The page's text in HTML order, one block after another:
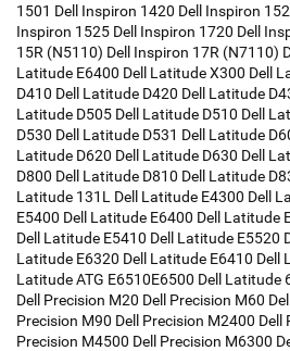
1501 Dell Inspiron 1420 Dell Inspiron
Inspiron 1525 Dell Inspiron 1720 Dell
15R (N5110) Dell Inspiron 17R (N7110)
Latitude E6400 Dell Latitude X300 Dell
D410 Dell Latitude D420 Dell Latitude
Latitude D505 Dell Latitude D510 Dell
D530 Dell Latitude D531 Dell Latitude
Latitude D620 Dell Latitude D630 Dell
D800 Dell Latitude D810 Dell Latitude
Latitude 131L Dell Latitude E4300 Dell
E5400 Dell Latitude E6400 Dell Latitude
Dell Latitude E5410 Dell Latitude E5520
Latitude E6320 Dell Latitude E6410 Dell
Latitude ATG E6510E6500 Dell Latitude
Dell Precision M20 Dell Precision M60
Precision M90 Dell Precision M2400 Dell
Precision M4500 Dell Precision M6300